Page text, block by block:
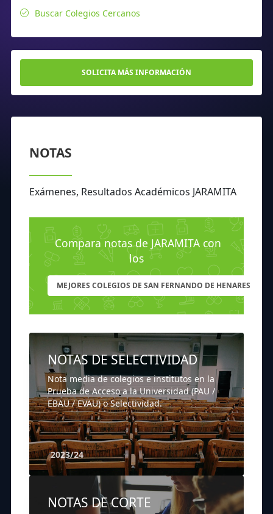
Buscar Colegios Cercanos
SOLICITA MÁS INFORMACIÓN
NOTAS
Exámenes, Resultados Académicos JARAMITA
Compara notas de JARAMITA con
los
MEJORES COLEGIOS DE SAN FERNANDO DE HENARES
NOTAS DE SELECTIVIDAD
Nota media de colegios e institutos en la
Prueba de Acceso a la Universidad (PAU /
EBAU / EVAU) o Selectividad.
2023/24
NOTAS DE CORTE